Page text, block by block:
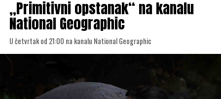
„Primitivni opstanak“ na kanalu
National Geographic
U četvrtak od 21:00 na kanalu National Geographic